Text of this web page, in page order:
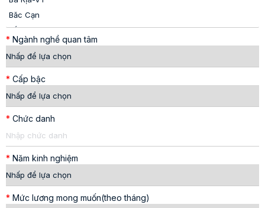
* Ngành nghề quan tâm
* Cấp bậc
* Chức danh
* Năm kinh nghiệm
* Mức lương mong muốn(theo tháng)